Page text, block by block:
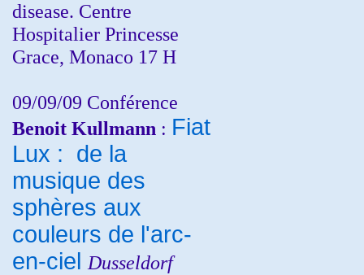
disease. Centre
Hospitalier Princesse
Grace, Monaco 17 H
09/09/09 Conférence
Benoit Kullmann : Fiat
Lux : de la
musique des
sphères aux
couleurs de l'arc-
en-ciel Dusseldorf